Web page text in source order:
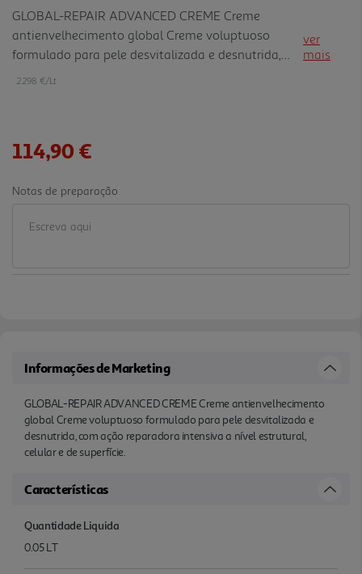
Link
para
a
mesma
página.
GLOBAL-REPAIR ADVANCED CREME Creme
antienvelhecimento global Creme voluptuoso
formulado para pele desvitalizada e desnutrida,
com ação reparadora intensiva a nível estrutural,
ver
mais
2298 €/Lt
114,90 €
Notas de preparação
Informações de Marketing
GLOBAL-REPAIR ADVANCED CREME Creme antienvelhecimento
global Creme voluptuoso formulado para pele desvitalizada e
desnutrida, com ação reparadora intensiva a nível estrutural,
celular e de superfície.
Características
Quantidade Liquida
0.05 LT